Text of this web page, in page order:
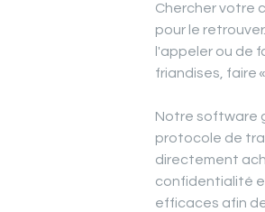
Chercher votre
pour le
l'appeler ou de
friandises, faire
Notre software
protocole de
directement
confidentialité
efficaces afin